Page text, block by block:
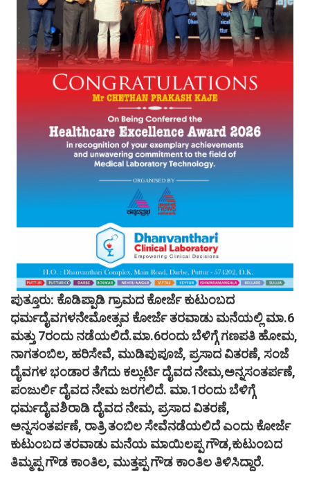
ಪುತ್ತೂರು: ಕೊಡಿಪ್ಪಾಡಿ ಗ್ರಾಮದ ಕೋರ್ಜೆ ಕುಟುಂಬದ
ಧರ್ಮದೈವಗಳನೇಮೋತ್ಸವ ಕೋರ್ಜೆ ತರವಾಡು ಮನೆಯಲ್ಲಿ ಮಾ.6
ಮತ್ತು 7ರಂದು ನಡೆಯಲಿದೆ.ಮಾ.6ರಂದು ಬೆಳಿಗ್ಗೆ ಗಣಪತಿ ಹೋಮ,
ನಾಗತಂಬಿಲ, ಹರಿಸೇವೆ, ಮುಡಿಪುಪೂಜೆ, ಪ್ರಸಾದ ವಿತರಣೆ, ಸಂಜೆ
ದೈವಗಳ ಭಂಡಾರ ತೆಗೆದು ಕಲ್ಲುರ್ಟಿ ದೈವದ ನೇಮ,ಅನ್ನಸಂತರ್ಪಣೆ,
ಪಂಜುರ್ಲಿ ದೈವದ ನೇಮ ಜರಗಲಿದೆ. ಮಾ.1ರಂದು ಬೆಳಿಗ್ಗೆ
ಧರ್ಮದೈವಶಿರಾಡಿ ದೈವದ ನೇಮ, ಪ್ರಸಾದ ವಿತರಣೆ,
ಅನ್ನಸಂತರ್ಪಣೆ, ರಾತ್ರಿ ತಂಬಿಲ ಸೇವೆನಡೆಯಲಿದೆ ಎಂದು ಕೋರ್ಜೆ
ಕುಟುಂಬದ ತರವಾಡು ಮನೆಯ ಮಾಯಿಲಪ್ಪ ಗೌಡ,ಕುಟುಂಬದ
ತಿಮ್ಮಪ್ಪ ಗೌಡ ಕಾಂತಿಲ, ಮುತ್ತಪ್ಪ ಗೌಡ ಕಾಂತಿಲ ತಿಳಿಸಿದ್ದಾರೆ.